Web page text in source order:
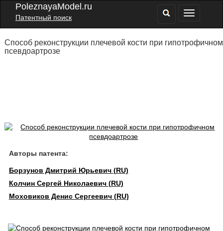
PoleznayaModel.ru
Патентный поиск
Способ реконструкции плечевой кости при гипотрофичном
псевдоартрозе
Авторы патента:
Борзунов Дмитрий Юрьевич (RU)
Колчин Сергей Николаевич (RU)
Моховиков Денис Сергеевич (RU)